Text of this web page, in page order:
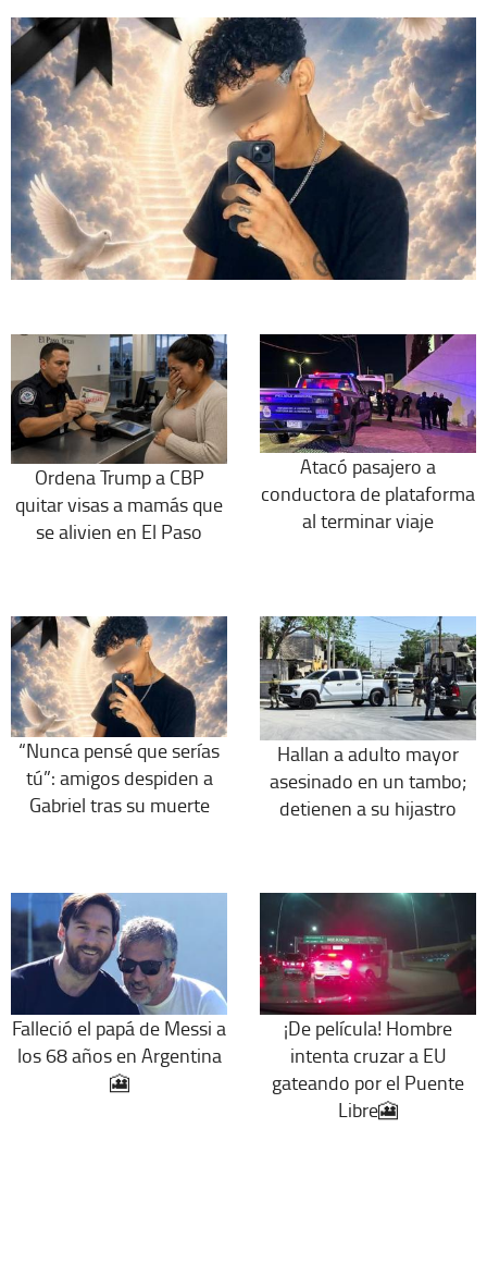
Ordena Trump a CBP
quitar visas a mamás que
se alivien en El Paso
Atacó pasajero a
conductora de plataforma
al terminar viaje
“Nunca pensé que serías
tú”: amigos despiden a
Gabriel tras su muerte
Hallan a adulto mayor
asesinado en un tambo;
detienen a su hijastro
Falleció el papá de Messi a
los 68 años en Argentina
🎦
¡De película! Hombre
intenta cruzar a EU
gateando por el Puente
Libre🎦